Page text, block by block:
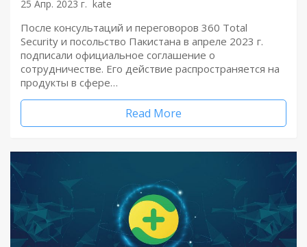
25 Апр. 2023 г. kate
После консультаций и переговоров 360 Total
Security и посольство Пакистана в апреле 2023 г.
подписали официальное соглашение о
сотрудничестве. Его действие распространяется на
продукты в сфере…
Read More